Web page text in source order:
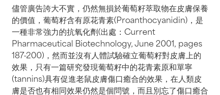
儘管廣告誇大不實，仍然無損於葡萄籽萃取物在皮膚保養
的價值，葡萄籽含有原花青素(Proanthocyanidin)，是
一種非常強力的抗氧化劑(出處：Current
Pharmaceutical Biotechnology, June 2001, pages
187-200)，然而並沒有人體試驗確立葡萄籽對皮膚上的
效果，只有一篇研究發現葡萄籽中的花青素原和單寧
(tannins)具有促進老鼠皮膚傷口癒合的效果，在人類皮
膚是否也有相同效果仍然是個問號，而且別忘了傷口癒合